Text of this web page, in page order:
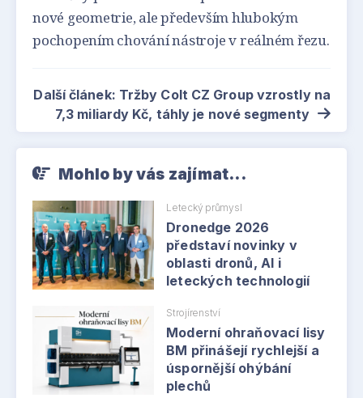
nové geometrie, ale především hlubokým
pochopením chování nástroje v reálném řezu.
Další článek: Tržby Colt CZ Group vzrostly na
7,3 miliardy Kč, táhly je nové segmenty
Mohlo by vás zajímat...
Letecký průmysl
Dronedge 2026
představí novinky v
oblasti dronů, AI i
leteckých technologií
Strojírenství
Moderní ohraňovací lisy
BM přinášejí rychlejší a
úspornější ohýbání
plechů